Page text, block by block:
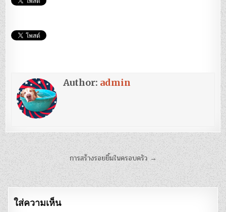
Author: admin
แนะแนว
เรื่อง
การสร้างรอยยิ้มในครอบครัว →
ใส่ความเห็น